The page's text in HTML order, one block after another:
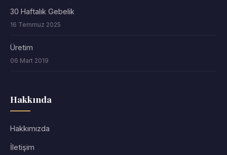
30 Haftalık Gebelik
16 Temmuz 2025
Üretim
06 Mart 2019
Hakkında
Hakkımızda
İletişim